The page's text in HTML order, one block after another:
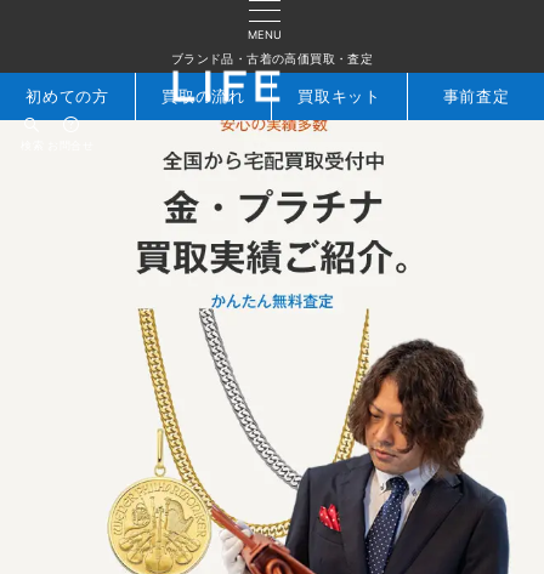
MENU
ブランド品・古着の高価買取・査定
初めての方 買取の流れ 買取キット 事前査定